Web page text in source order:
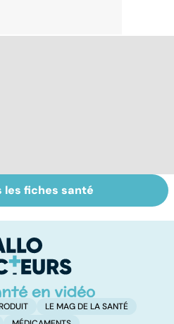
Burn-out :
l'épuisement
les fiches santé
LE MAG DE LA SANTÉ